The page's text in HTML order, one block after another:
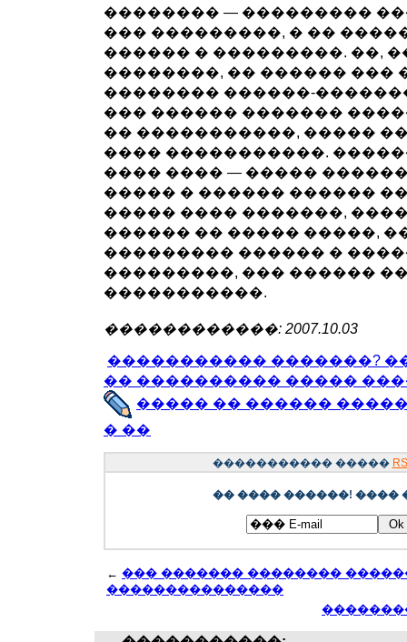
�������� — ���������
��� ���������, � ��
������ � ���������. ��,
��������, �� ������ ���
�������� ������-
��� ������ �������
�� �����������, �����
���� �����������.
���� ���� — �����
����� � ������ ������
����� ���� �������,
������ �� ����� �����,
��������� ������ �
���������, ��� ������
�����������.
������������: 2007.10.03
����������� �������?
�� ���������� �����
����� �� ������
� ��
����������� �����
�� ���� ������! ����
← ��� ������� ��������
���������������